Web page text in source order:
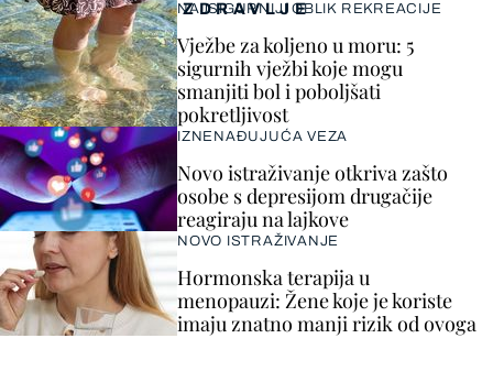
ZDRAVLJE
NAJSIGURNIJI OBLIK REKREACIJE
Vježbe za koljeno u moru: 5
sigurnih vježbi koje mogu
smanjiti bol i poboljšati
pokretljivost
IZNENAĐUJUĆA VEZA
Novo istraživanje otkriva zašto
osobe s depresijom drugačije
reagiraju na lajkove
NOVO ISTRAŽIVANJE
Hormonska terapija u
menopauzi: Žene koje je koriste
imaju znatno manji rizik od ovoga